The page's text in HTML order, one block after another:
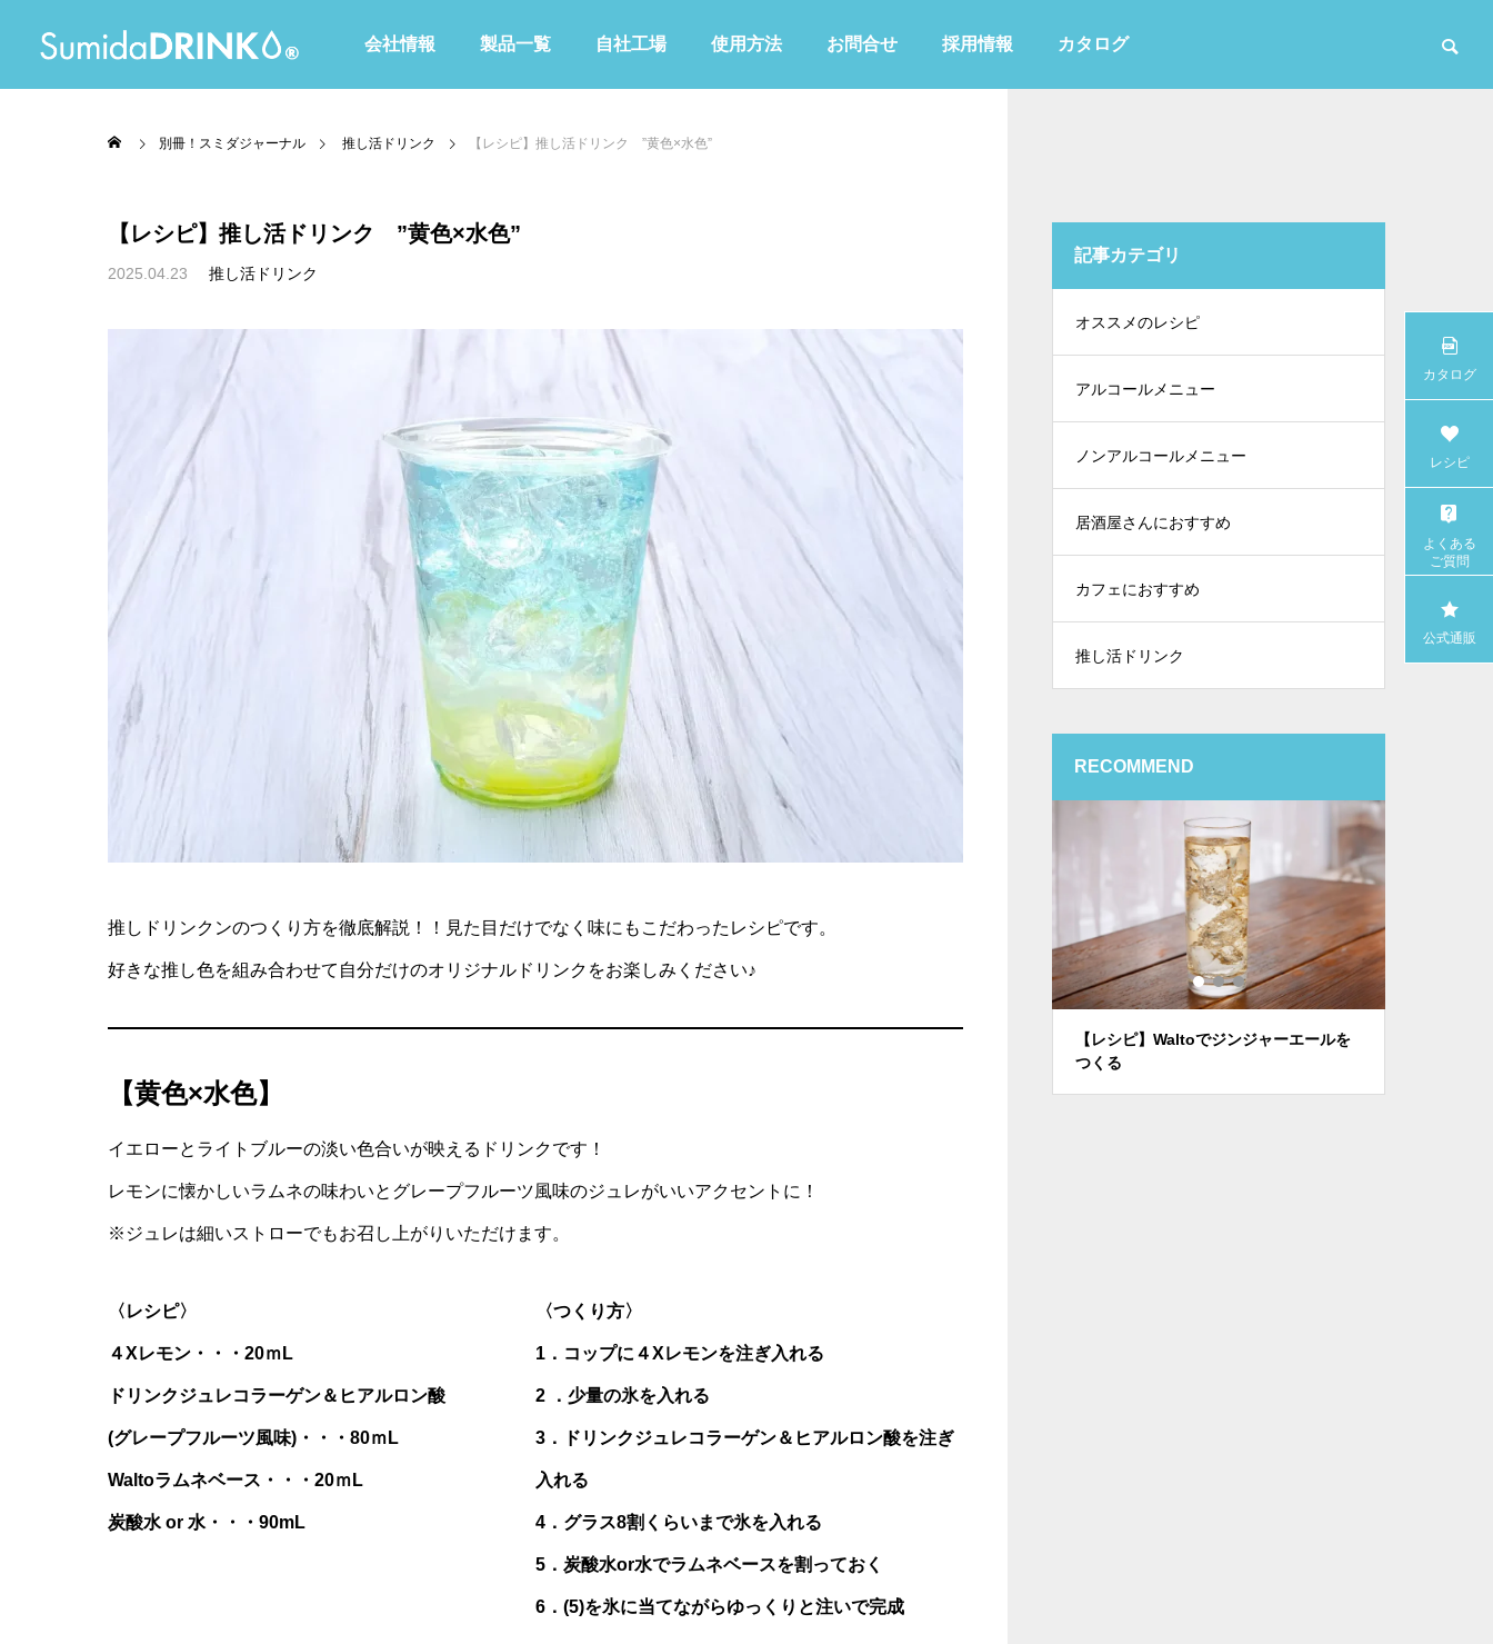
会社情報 製品一覧 自社工場 使用方法 お問合せ 採用情報 カタログ
全て
赤・ピンク・紫色 黄・オレンジ色 青色 白・無色
別冊！スミダジャーナル 推し活ドリンク 【レシピ】推し活ドリンク ”黄色×水色”
【レシピ】推し活ドリンク ”黄色×水色”
2025.04.23 推し活ドリンク
推しドリンクンのつくり方を徹底解説！！見た目だけでなく味にもこだわったレシピです。
好きな推し色を組み合わせて自分だけのオリジナルドリンクをお楽しみください♪
【黄色×水色】
イエローとライトブルーの淡い色合いが映えるドリンクです！
レモンに懐かしいラムネの味わいとグレープフルーツ風味のジュレがいいアクセントに！
※ジュレは細いストローでもお召し上がりいただけます。
〈レシピ〉
４Xレモン・・・20ｍL
ドリンクジュレコラーゲン＆ヒアルロン酸
(グレープフルーツ風味)・・・80ｍL
Waltoラムネベース・・・20ｍL
炭酸水 or 水・・・90mL
〈つくり方〉
1．コップに４Xレモンを注ぎ入れる
2 ．少量の氷を入れる
3．ドリンクジュレコラーゲン＆ヒアルロン酸を注ぎ
入れる
4．グラス8割くらいまで氷を入れる
5．炭酸水or水でラムネベースを割っておく
6．(5)を氷に当てながらゆっくりと注いで完成
記事カテゴリ
オススメのレシピ
アルコールメニュー
ノンアルコールメニュー
居酒屋さんにおすすめ
カフェにおすすめ
推し活ドリンク
RECOMMEND
【レシピ】ラムネサワー
カタログ
レシピ
よくある
ご質問
公式通販